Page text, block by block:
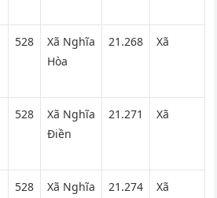
528
Xã Nghĩa
Hòa
21.268 Xã
528
Xã Nghĩa
Điền
21.271 Xã
528
Xã Nghĩa
21.274 Xã